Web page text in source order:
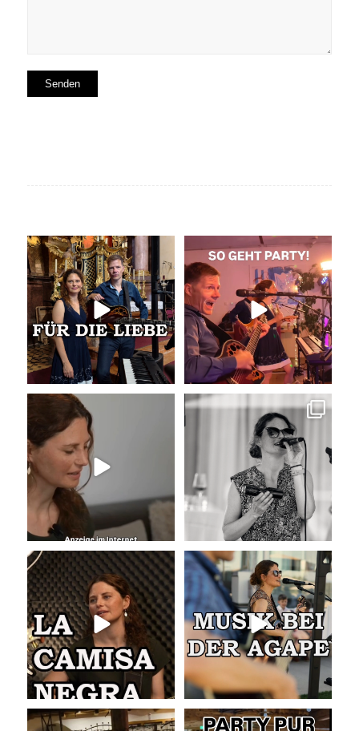
Unser Geheimtipp für die
Trauung
Wir...
26 0
So geht Party!
Was für eine tolle...
34 0
Unser Kennenlernen vor 15
Jahren
Vor 15
34
Sommer, Sonne, Gefühle bei der
Agape!
...
41 0
La Camisa Negra
Wir lieben...
49 0
Musik bei der Agape
Was passiert...
54 4